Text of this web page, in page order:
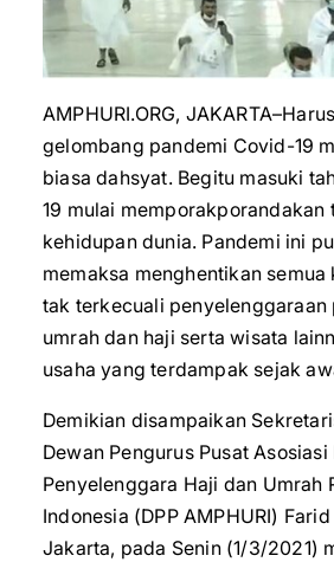
AMPHURI.ORG,
gelombang pandemi Covid-19
biasa dahsyat. Begitu masuki
19 mulai memporakporandakan
kehidupan dunia. Pandemi ini
memaksa menghentikan semua
tak terkecuali penyelenggaraan
umrah dan haji serta wisata
usaha yang terdampak sejak
Demikian disampaikan
Dewan Pengurus Pusat Asosiasi
Penyelenggara Haji dan Umrah
Indonesia (DPP AMPHURI)
Jakarta, pada Senin (1/3/2021)